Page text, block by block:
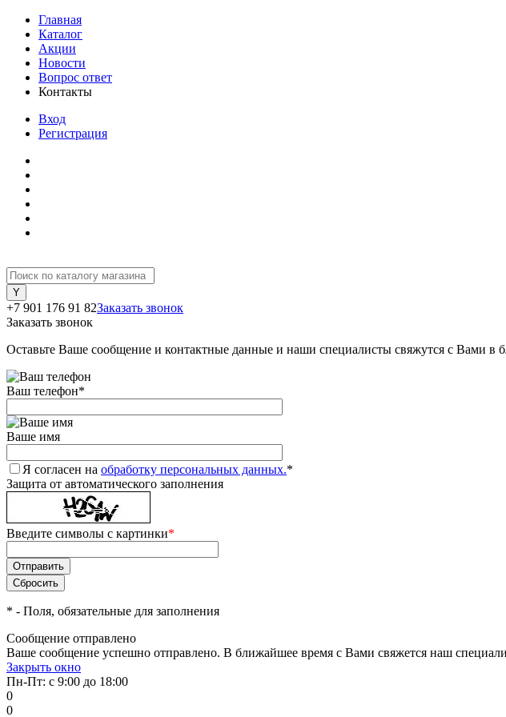
Главная
Каталог
Акции
Новости
Вопрос ответ
Контакты
Вход
Регистрация
+7 901 176 91 82Заказать звонок
Заказать звонок
Оставьте Ваше сообщение и контактные данные и наши специалисты свяжутся с Вами в
Ваш телефон*
Ваше имя
Я согласен на обработку персональных данных.*
Защита от автоматического заполнения
Введите символы с картинки*
* - Поля, обязательные для заполнения
Сообщение отправлено
Ваше сообщение успешно отправлено. В ближайшее время с Вами свяжется наш
Закрыть окно
Пн-Пт: с 9:00 до 18:00
0
0